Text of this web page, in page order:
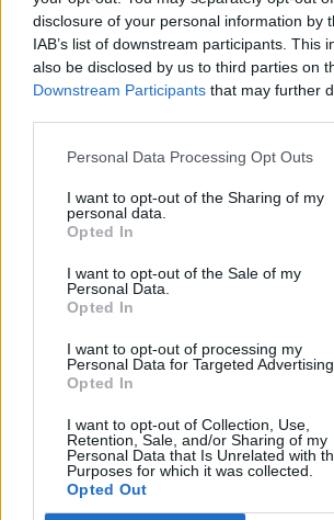
disclosure of your personal information by
IAB’s list of downstream participants. This
also be disclosed by us to third parties on
Downstream Participants that may further
Personal Data Processing Opt Outs
I want to opt-out of the Sharing of my
personal data.
Opted In
I want to opt-out of the Sale of my
Personal Data.
Opted In
I want to opt-out of processing my
Personal Data for Targeted Advertising.
Opted In
I want to opt-out of Collection, Use,
Retention, Sale, and/or Sharing of my
Personal Data that Is Unrelated with
Purposes for which it was collected.
Opted Out
VAI ALLA VERSIONE
Il materiale (testo, foto e video) consultabile in questo
Alcune foto (screenshot) ed articoli presenti su "Milan
internet, in quanto arrivati alla nostra attenzione attraverso
con immagini e testi allegati ed autorizzati alla
pubblico dominio. Se i soggetti o gli autori avessero